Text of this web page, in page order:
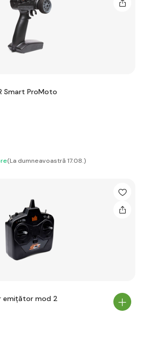
Smart ProMoto
(La dumneavoastră 17.08.)
emițător mod 2